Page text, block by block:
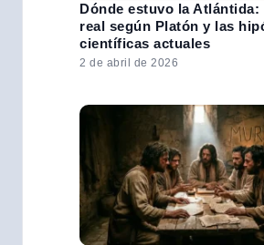
Dónde estuvo la
real según Platón y las
científicas actuales
2 de abril de 2026